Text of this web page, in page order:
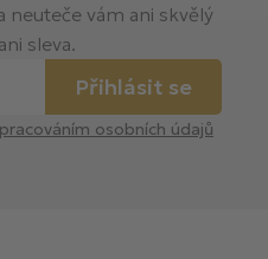
neuteče vám ani skvělý
sleva.
Přihlásit se
osobních údajů